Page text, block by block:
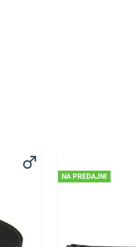
NA PREDAJNI